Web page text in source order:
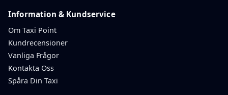
Information & Kundservice
Om Taxi Point
Kundrecensioner
Vanliga Frågor
Kontakta Oss
Spåra Din Taxi